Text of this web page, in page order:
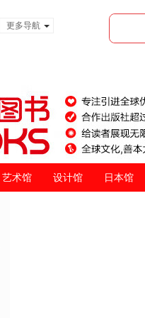
更多导航
艺术馆 设计馆 日本馆